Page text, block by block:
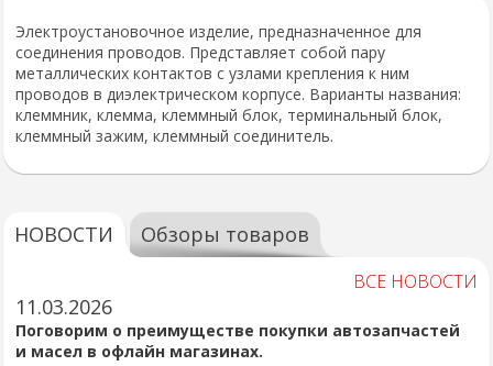
Электроустановочное изделие, предназначенное для
соединения проводов. Представляет собой пару
металлических контактов с узлами крепления к ним
проводов в диэлектрическом корпусе. Варианты названия:
клеммник, клемма, клеммный блок, терминальный блок,
клеммный зажим, клеммный соединитель.
НОВОСТИ Обзоры товаров
ВСЕ НОВОСТИ
11.03.2026
Поговорим о преимуществе покупки автозапчастей
и масел в офлайн магазинах.